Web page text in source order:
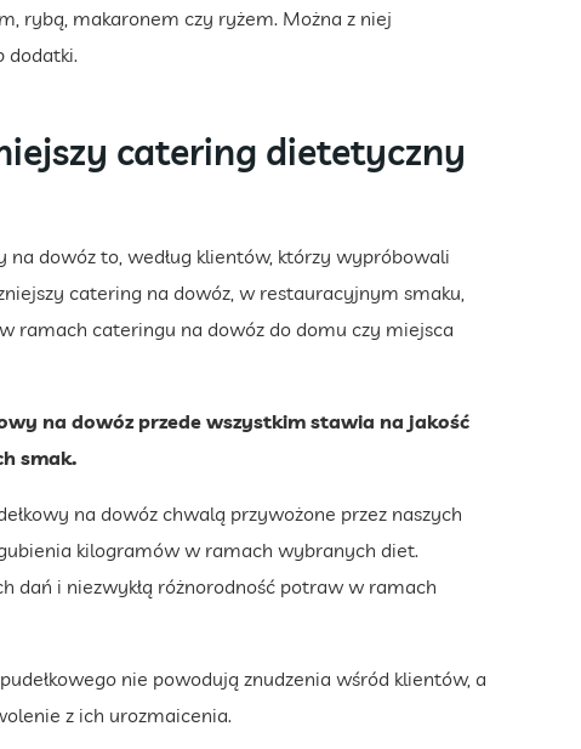
rybą, makaronem czy ryżem. Można z niej
dodatki.
catering dietetyczny
dowóz to, według klientów, którzy wypróbowali
catering na dowóz, w restauracyjnym smaku,
ramach cateringu na dowóz do domu czy miejsca
na dowóz przede wszystkim stawia na jakość
smak.
na dowóz chwalą przywożone przez naszych
kilogramów w ramach wybranych diet.
dań i niezwykłą różnorodność potraw w ramach
nie powodują znudzenia wśród klientów, a
z ich urozmaicenia.